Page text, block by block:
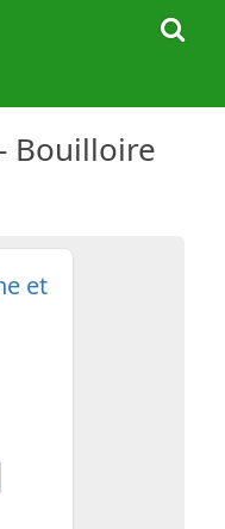
Bouilloire
et